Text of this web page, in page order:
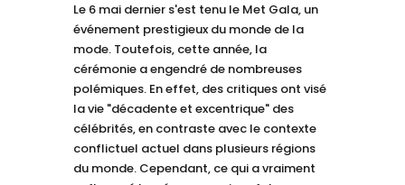
Le 6 mai dernier s'est tenu le Met Gala, un
événement prestigieux du monde de la
mode. Toutefois, cette année, la
cérémonie a engendré de nombreuses
polémiques. En effet, des critiques ont visé
la vie "décadente et excentrique" des
célébrités, en contraste avec le contexte
conflictuel actuel dans plusieurs régions
du monde. Cependant, ce qui a vraiment